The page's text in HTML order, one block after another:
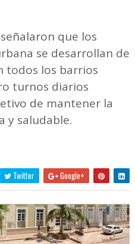
que los
se desarrollan de
todos los barrios
turnos diarios
de mantener la
y saludable.
Twitter Google+